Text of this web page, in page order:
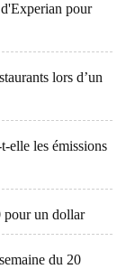
pour
lors d’un
elle les émissions
pour un dollar
du 20